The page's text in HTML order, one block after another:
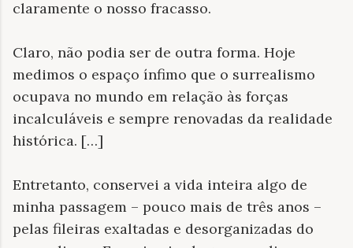
claramente o nosso fracasso.
Claro, não podia ser de outra forma. Hoje
medimos o espaço ínfimo que o surrealismo
ocupava no mundo em relação às forças
incalculáveis e sempre renovadas da realidade
histórica. […]
Entretanto, conservei a vida inteira algo de
minha passagem – pouco mais de três anos –
pelas fileiras exaltadas e desorganizadas do